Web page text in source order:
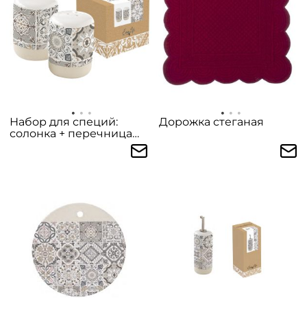
Набор для специй:
солонка + перечница
Дорожка стеганая